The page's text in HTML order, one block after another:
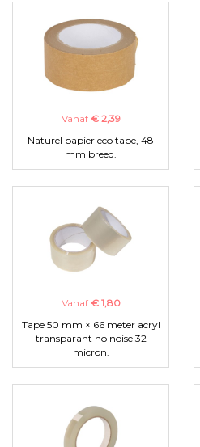
Vanaf € 2,39
Naturel papier eco tape, 48
mm breed.
Vanaf € 1,80
Tape 50 mm × 66 meter acryl
transparant no noise 32
micron.